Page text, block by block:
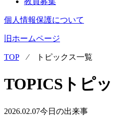
個人情報保護について
旧ホームページ
TOP⁄ トピックス一覧
TOPICS トピ
2026.02.07今日の出来事